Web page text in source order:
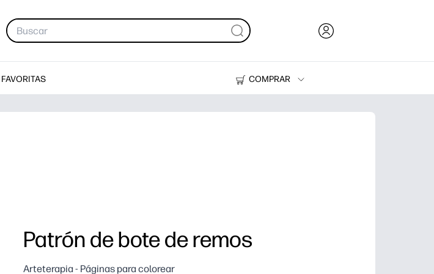
FAVORITAS
COMPRAR
Impresoras
Patrón de bote de remos
Arteterapia - Páginas para colorear